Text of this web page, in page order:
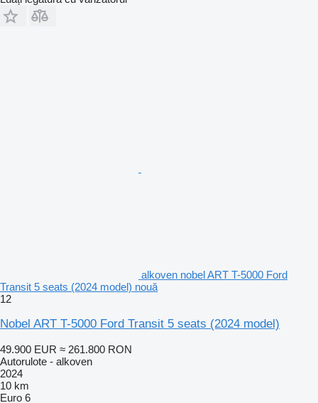
alkoven nobel ART T-5000 Ford
Transit 5 seats (2024 model) nouă
12
Nobel ART T-5000 Ford Transit 5 seats (2024 model)
49.900 EUR ≈ 261.800 RON
Autorulote - alkoven
2024
10 km
Euro 6